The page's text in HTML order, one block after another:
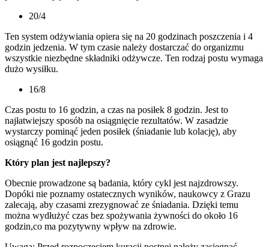
20/4
Ten system odżywiania opiera się na 20 godzinach poszczenia i 4
godzin jedzenia. W tym czasie należy dostarczać do organizmu
wszystkie niezbędne składniki odżywcze. Ten rodzaj postu wymaga
dużo wysiłku.
16/8
Czas postu to 16 godzin, a czas na posiłek 8 godzin. Jest to
najłatwiejszy sposób na osiągnięcie rezultatów. W zasadzie
wystarczy pominąć jeden posiłek (śniadanie lub kolację), aby
osiągnąć 16 godzin postu.
Który plan jest najlepszy?
Obecnie prowadzone są badania, który cykl jest najzdrowszy.
Dopóki nie poznamy ostatecznych wyników, naukowcy z Grazu
zalecają, aby czasami zrezygnować ze śniadania. Dzięki temu
można wydłużyć czas bez spożywania żywności do około 16
godzin,co ma pozytywny wpływ na zdrowie.